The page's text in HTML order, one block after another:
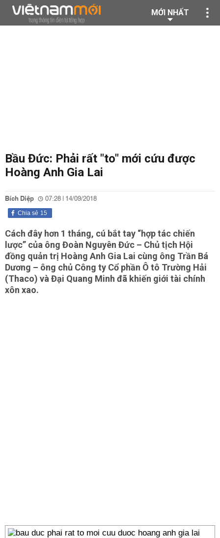
MỚI NHẤT
Bầu Đức: Phải rất "to" mới cứu được
Hoàng Anh Gia Lai
Bích Diệp 07:28 | 14/09/2018
15
Chia sẻ
Cách đây hơn 1 tháng, cú bắt tay “hợp tác chiến
lược” của ông Đoàn Nguyên Đức – Chủ tịch Hội
đồng quản trị Hoàng Anh Gia Lai cùng ông Trần Bá
Dương – ông chủ Công ty Cổ phần Ô tô Trường Hải
(Thaco) và Đại Quang Minh đã khiến giới tài chính
xôn xao.